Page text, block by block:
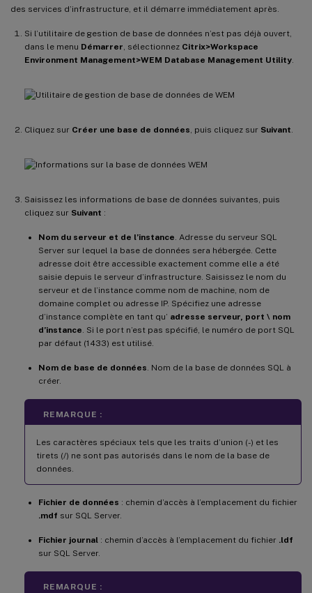
des services d’infrastructure, et il démarre immédiatement après.
Si l’utilitaire de gestion de base de données n’est pas déjà ouvert,
dans le menu Démarrer , sélectionnez Citrix>Workspace
Environment Management>WEM Database Management Utility
Cliquez sur Créer une base de données , puis cliquez sur Suivant
Saisissez les informations de base de données suivantes, puis
cliquez sur Suivant :
Nom du serveur et de l’instance . Adresse du serveur SQL
Server sur lequel la base de données sera hébergée. Cette
adresse doit être accessible exactement comme elle a été
saisie depuis le serveur d’infrastructure. Saisissez le nom du
serveur et de l’instance comme nom de machine, nom de
domaine complet ou adresse IP. Spécifiez une adresse
d’instance complète en tant qu’ adresse serveur, port \ nom
d’instance . Si le port n’est pas spécifié, le numéro de port SQL
par défaut (1433) est utilisé.
Nom de base de données . Nom de la base de données SQL à
créer.
REMARQUE :
Les caractères spéciaux tels que les traits d’union (-) et les
tirets (/) ne sont pas autorisés dans le nom de la base de
données.
Fichier de données : chemin d’accès à l’emplacement du fichier
.mdf sur SQL Server.
Fichier journal : chemin d’accès à l’emplacement du fichier .ldf
sur SQL Server.
REMARQUE :